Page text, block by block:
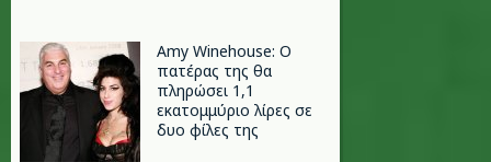
Amy Winehouse: Ο
πατέρας της θα
πληρώσει 1,1
εκατομμύριο λίρες σε
δυο φίλες της